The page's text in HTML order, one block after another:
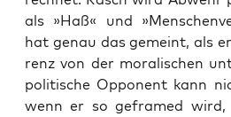
als »Haß« und
hat genau das gemeint, als
renz von der mora­li­schen
poli­ti­sche Oppo­nent kann
wenn er so geframed wird,